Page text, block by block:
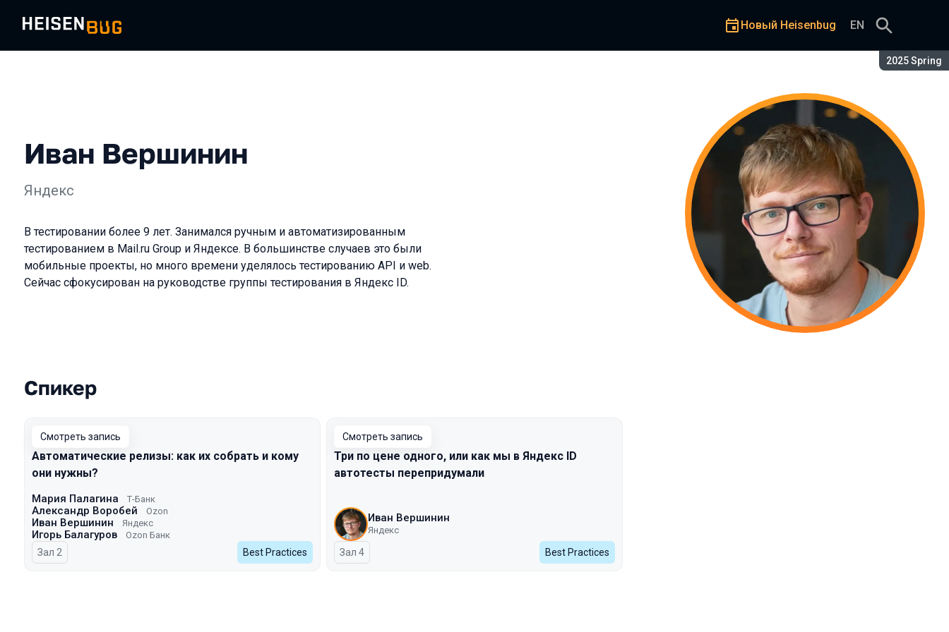
Сезон:
2025 Spring
Новый Heisenbug EN
Иван Вершинин
Яндекс
В тестировании более 9 лет. Занимался ручным и автоматизированным
тестированием в Mail.ru Group и Яндексе. В большинстве случаев это были
мобильные проекты, но много времени уделялось тестированию API и web.
Сейчас сфокусирован на руководстве группы тестирования в Яндекс ID.
Выступления в сезоне 2025 Spring
Спикер
Смотреть запись
Автоматические релизы: как их собрать и кому
они нужны?
Мария Палагина Т-Банк
Александр Воробей Ozon
Иван Вершинин Яндекс
Игорь Балагуров Ozon Банк
Зал 2 Best Practices
Смотреть запись
Три по цене одного, или как мы в Яндекс ID
автотесты перепридумали
Иван Вершинин
Яндекс
Зал 4 Best Practices